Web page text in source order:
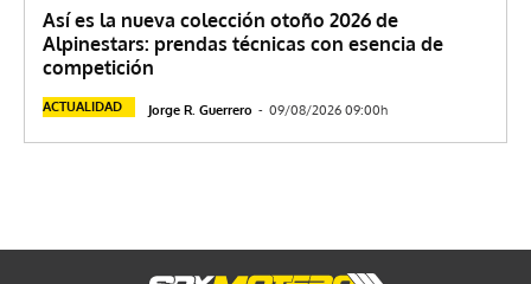
Así es la nueva colección otoño 2026 de
Alpinestars: prendas técnicas con esencia de
competición
ACTUALIDAD Jorge R. Guerrero - 09/08/2026 09:00h